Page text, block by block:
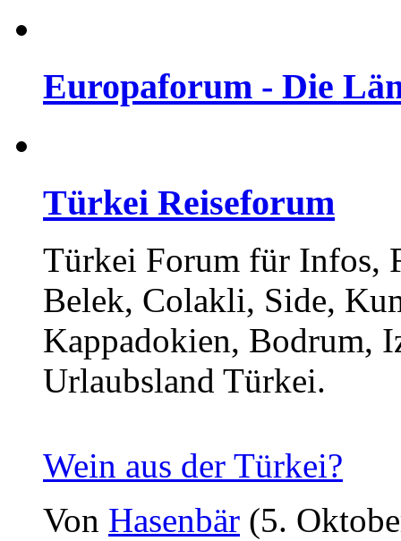
Europaforum - Die
Türkei Reiseforum
Türkei Forum für Infos,
Belek, Colakli, Side,
Kappadokien, Bodrum,
Urlaubsland Türkei.
Wein aus der Türkei?
Von Hasenbär (5.